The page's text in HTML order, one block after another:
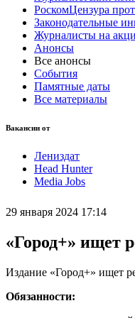
РоскомЦензура
Законодательные
Журналисты на
Анонсы
Все анонсы
События
Памятные даты
Все материалы
Вакансии от
Лениздат
Head Hunter
Media Jobs
29 января 2024 17:14
«Город+» ищет
Издание «Город+» ищет
Обязанности: